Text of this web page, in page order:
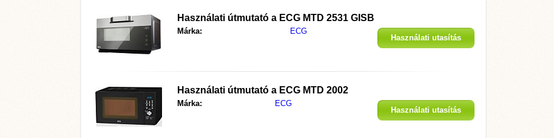
Használati útmutató a ECG MTD 2531 GISB
Márka: ECG
Használati utasítás
Használati útmutató a ECG MTD 2002
Márka: ECG
Használati utasítás